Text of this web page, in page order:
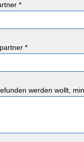
*
*
werden wollt,